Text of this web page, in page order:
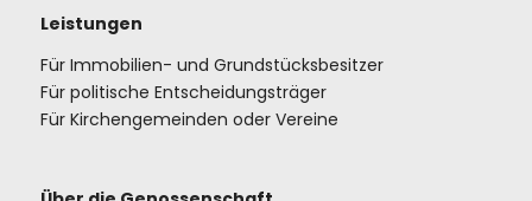
Leistungen
Für Immobilien- und Grundstücksbesitzer
Für politische Entscheidungsträger
Für Kirchengemeinden oder Vereine